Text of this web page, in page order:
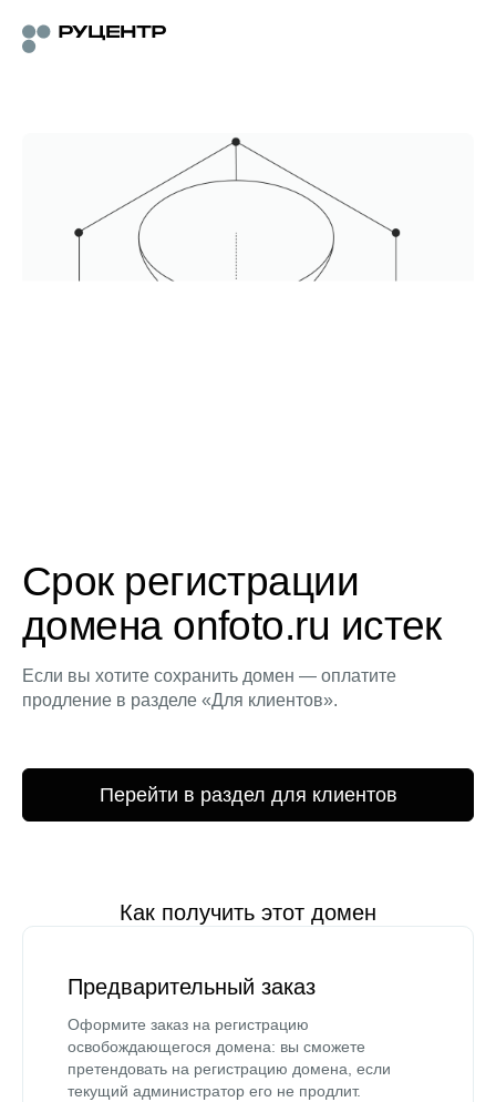
Срок регистрации
домена onfoto.ru истек
Если вы хотите сохранить домен — оплатите
продление в разделе «Для клиентов».
Перейти в раздел для клиентов
Как получить этот домен
Предварительный заказ
Оформите заказ на регистрацию
освобождающегося домена: вы сможете
претендовать на регистрацию домена, если
текущий администратор его не продлит.